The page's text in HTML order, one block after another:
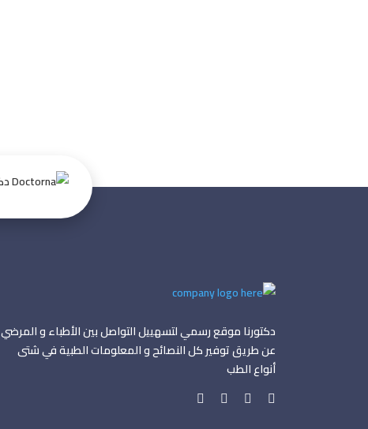
دكتورنا موقع رسمي لتسهييل التواصل بين الأطباء و المرضي
عن طريق توفير كل النصائح و المعلومات الطبية في شتى
أنواع الطب